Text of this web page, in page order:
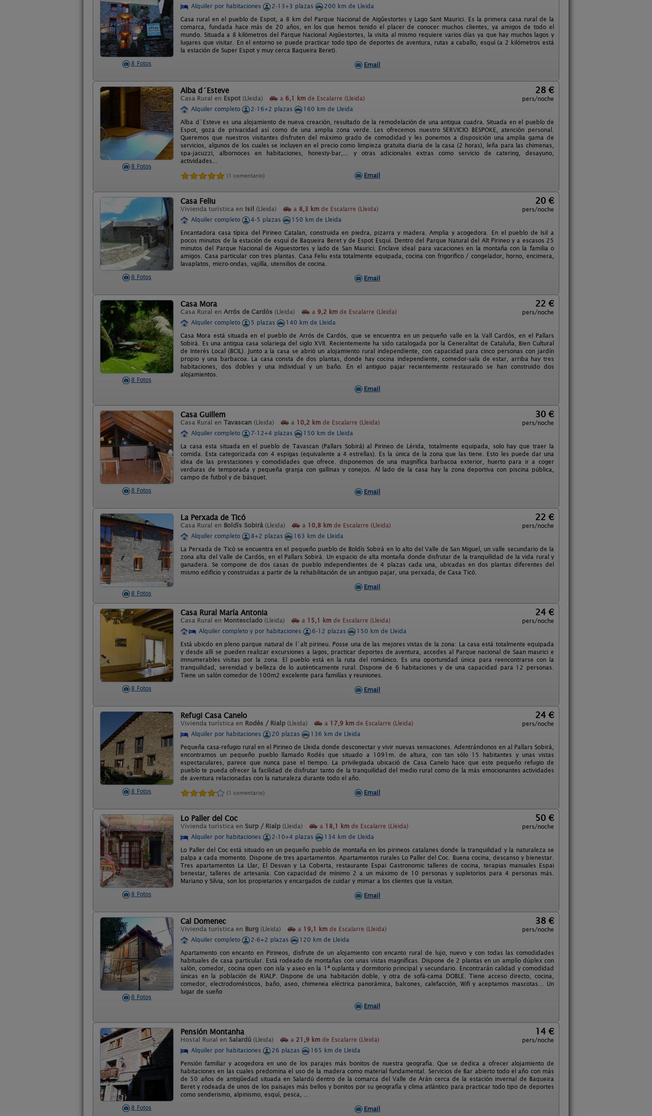
8 Fotos
Alquiler por habitaciones
2-13+3 plazas
200 km de Lleida
Casa rural en el pueblo de Espot, a 8 km del Parque Nacional de Aigüestortes y Lago Sant Maurici. Es la primera casa rural de la
comarca, fundada hace más de 20 años, en los que hemos tenido el placer de conocer muchos clientes, ya amigos de todo el
mundo. Situada a 8 kilómetros del Parque Nacional Aigüestortes, la visita al mismo requiere varios días ya que hay muchos lagos y
lugares que visitar. En el entorno se puede practicar todo tipo de deportes de aventura, rutas a caballo, esquí (a 2 kilómetros está
la estación de Super Espot y muy cerca Baqueira Beret).
Email
8 Fotos
Alba d´Esteve
Casa Rural en Espot (Lleida) a 6,1 km de Escalarre (Lleida)
28 €
pers/noche
Alquiler completo
2-16+2 plazas
160 km de Lleida
Alba d´Esteve es una alojamiento de nueva creación, resultado de la remodelación de una antigua cuadra. Situada en el pueblo de
Espot, goza de privacidad así como de una amplia zona verde. Les ofrecemos nuestro SERVICIO BESPOKE, atención personal.
Queremos que nuestros visitantes disfruten del máximo grado de comodidad y les ponemos a disposición una amplia gama de
servicios, algunos de los cuales se incluyen en el precio como limpieza gratuita diaria de la casa (2 horas), leña para las chimenas,
spa-jacuzzi, albornoces en habitaciones, honesty-bar,... y otras adicionales extras como servicio de catering, desayuno,
actividades...
(1 comentario) Email
8 Fotos
Casa Feliu
Vivienda turística en Isil (Lleida) a 8,3 km de Escalarre (Lleida)
20 €
pers/noche
Alquiler completo
4-5 plazas
150 km de Lleida
Encantadora casa típica del Pirineo Catalan, construida en piedra, pizarra y madera. Amplia y acogedora. En el pueblo de Isil a
pocos minutos de la estación de esquí de Baqueira Beret y de Espot Esquí. Dentro del Parque Natural del Alt Pirineo y a escasos 25
minutos del Parque Nacional de Aiguestortes y lado de San Maurici. Enclave ideal para vacaciones en la montaña con la familia o
amigos. Casa particular con tres plantas. Casa Feliu esta totalmente equipada, cocina con frigorifico / congelador, horno, encimera,
lavaplatos, micro-ondas, vajilla, utensilios de cocina.
Email
8 Fotos
Casa Mora
Casa Rural en Arrós de Cardós (Lleida) a 9,2 km de Escalarre (Lleida)
22 €
pers/noche
Alquiler completo
5 plazas
140 km de Lleida
Casa Mora está situada en el pueblo de Arrós de Cardós, que se encuentra en un pequeño valle en la Vall Cardós, en el Pallars
Sobirà. Es una antigua casa solariega del siglo XVII. Recientemente ha sido catalogada por la Generalitat de Cataluña, Bien Cultural
de Interés Local (BCIL). Junto a la casa se abrió un alojamiento rural independiente, con capacidad para cinco personas con jardín
propio y una barbacoa. La casa consta de dos plantas, donde hay cocina independiente, comedor-sala de estar, arriba hay tres
habitaciones, dos dobles y una individual y un baño. En el antiguo pajar recientemente restaurado se han construido dos
alojamientos.
Email
8 Fotos
Casa Guillem
Casa Rural en Tavascan (Lleida) a 10,2 km de Escalarre (Lleida)
30 €
pers/noche
Alquiler completo
7-12+4 plazas
150 km de Lleida
La casa esta situada en el pueblo de Tavascan (Pallars Sobirá) al Pirineo de Lérida, totalmente equipada, solo hay que traer la
comida. Esta categorizada con 4 espigas (equivalente a 4 estrellas). Es la única de la zona que las tiene. Esto les puede dar una
idea de las prestaciones y comodidades que ofrece. disponemos de una magnífica barbacoa exterior, huerto para ir a coger
verduras de temporada y pequeña granja con gallinas y conejos. Al lado de la casa hay la zona deportiva con piscina pública,
campo de futbol y de básquet.
Email
8 Fotos
La Perxada de Ticó
Casa Rural en Boldís Sobirà (Lleida) a 10,8 km de Escalarre (Lleida)
22 €
pers/noche
Alquiler completo
8+2 plazas
163 km de Lleida
La Perxada de Ticó se encuentra en el pequeño pueblo de Boldís Sobirà en lo alto del Valle de San Miguel, un valle secundario de la
zona alta del Valle de Cardós, en el Pallars Sobirà. Un espacio de alta montaña donde disfrutar de la tranquilidad de la vida rural y
ganadera. Se compone de dos casas de pueblo independientes de 4 plazas cada una, ubicadas en dos plantas diferentes del
mismo edificio y construidas a partir de la rehabilitación de un antiguo pajar, una perxada, de Casa Ticó.
Email
8 Fotos
Casa Rural María Antonia
Casa Rural en Montesclado (Lleida) a 15,1 km de Escalarre (Lleida)
24 €
pers/noche
Alquiler completo y por habitaciones
6-12 plazas
150 km de Lleida
Está ubicdo en pleno parque natural de l´alt pirineu. Posse una de las mejores vistas de la zona: La casa está totalmente equipada
y desde allí se pueden realizar excursiones a lagos, practicar deportes de aventura, accedes al Parque nacional de Saan maurici e
imnumerables visitas por la zona. El pueblo está en la ruta del románico. Es una oportunidad única para reencontrarse con la
tranquilidad, serenidad y belleza de lo auténticamente rural. Dispone de 6 habitaciones y de una capacidad para 12 personas.
Tiene un salón comedor de 100m2 excelente para familías y reuniones.
Email
8 Fotos
Refugi Casa Canelo
Vivienda turística en Rodés / Rialp (Lleida) a 17,9 km de Escalarre (Lleida)
24 €
pers/noche
Alquiler por habitaciones
20 plazas
136 km de Lleida
Pequeña casa-refugio rural en el Pirineo de Lleida donde desconectar y vivir nuevas sensaciones. Adentrándonos en al Pallars Sobirà,
encontramos un pequeño pueblo llamado Rodés que situado a 1091m. de altura, con tan sólo 15 habitantes y unas vistas
espectaculares, parece que nunca pase el tiempo. La privilegiada ubicació de Casa Canelo hace que este pequeño refugio de
pueblo te pueda ofrecer la facilidad de disfrutar tanto de la tranquilidad del medio rural como de la más emocionantes actividades
de aventura relacionadas con la naturaleza durante todo el año.
(1 comentario) Email
8 Fotos
Lo Paller del Coc
Vivienda turística en Surp / Rialp (Lleida) a 18,1 km de Escalarre (Lleida)
50 €
pers/noche
Alquiler por habitaciones
2-10+4 plazas
134 km de Lleida
Lo Paller del Coc está situado en un pequeño pueblo de montaña en los pirineos catalanes donde la tranquilidad y la naturaleza se
palpa a cada momento. Dispone de tres apartamentos. Apartamentos rurales Lo Paller del Coc. Buena cocina, descanso y bienestar.
Tres apartamentos La Llar, El Desvan y La Coberta, restaurante Espai Gastronomic talleres de cocina, terapias manuales Espai
benestar, talleres de artesanía. Con capacidad de mínimo 2 a un máximo de 10 personas y supletorios para 4 personas más.
Mariano y Silvia, son los propietarios y encargados de cuidar y mimar a los clientes que la visitan.
Email
8 Fotos
Cal Domenec
Vivienda turística en Burg (Lleida) a 19,1 km de Escalarre (Lleida)
38 €
pers/noche
Alquiler completo
2-6+2 plazas
120 km de Lleida
Apartamento con encanto en Pirineos, disfrute de un alojamiento con encanto rural de lujo, nuevo y con todas las comodidades
habituales de casa particular. Está rodeado de montañas con unas vistas magníficas. Dispone de 2 plantas en un amplio dúplex con
salón, comedor, cocina open con isla y aseo en la 1ª o¡planta y dormitorio principal y secundario. Encontrarán calidad y comodidad
únicas en la población de RIALP. Dispone de una habitación doble, y otra de sofá-cama DOBLE. Tiene acceso directo, cocina,
comedor, electrodomésticos, baño, aseo, chimenea eléctrica panorámica, balcones, calefacción, Wifi y aceptamos mascotas... Un
lugar de sueño
Email
8 Fotos
Pensión Montanha
Hostal Rural en Salardú (Lleida) a 21,9 km de Escalarre (Lleida)
14 €
pers/noche
Alquiler por habitaciones
26 plazas
165 km de Lleida
Pensión familiar y acogedora en uno de los parajes más bonitos de nuestra geografía. Que se dedica a ofrecer alojamiento de
habitaciones en las cuales predomina el uso de la madera como material fundamental. Servicios de Bar abierto todo el año con más
de 50 años de antigüedad situada en Salardú dentro de la comarca del Valle de Arán cerca de la estación invernal de Baqueira
Beret y rodeada de unos de los paisajes más bellos y bonitos por su geografía y clima atlántico para practicar todo tipo de deportes
como senderismo, alpinismo, esquí, pesca, …
Email